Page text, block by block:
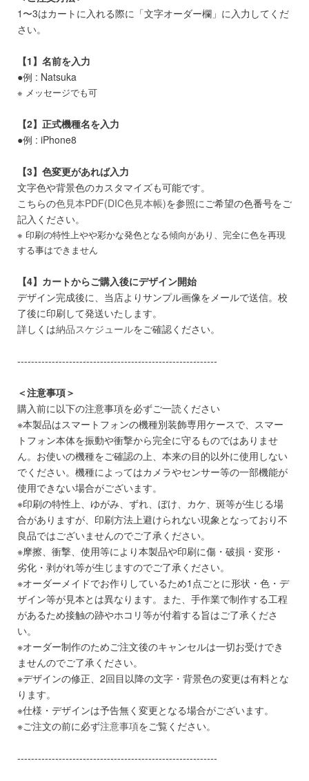
1〜3はカートに入れる際に「文字オーダー欄」に入力してくだ
さい。
【1】名前を入力
●例 : Natsuka
※ メッセージでも可
【2】正式機種名を入力
●例 : iPhone8
【3】色変更があれば入力
文字色や背景色のカスタマイズも可能です。
こちらの色見本PDF(DIC色見本帳)を参照にご希望の色番号をご
記入ください。
※ 印刷の特性上やや彩かな発色となる傾向があり、完全に色を再現
する事はできません
【4】カートからご購入後にデザイン開始
デザイン完成後に、当店よりサンプル画像をメールで送信。校
了後に印刷して発送いたします。
詳しくは納品スケジュールをご確認ください。
----------------------------------------------------------
＜注意事項＞
購入前に以下の注意事項を必ずご一読ください
※本製品はスマートフォンの機種別装飾専用ケースで、スマー
トフォン本体を振動や衝撃から完全に守るものではありませ
ん。お使いの機種をご確認の上、本来の目的以外に使用しない
でください。機種によってはカメラやセンサー等の一部機能が
使用できない場合がございます。
※印刷の特性上、ゆがみ、ずれ、ぼけ、カケ、斑等が生じる場
合がありますが、印刷方法上避けられない現象となっており不
良品ではございませんのでご了承ください。
※摩擦、衝撃、使用等により本製品や印刷に傷・破損・変形・
劣化・剥がれ等が生じますのでご了承ください。
※オーダーメイドでお作りしているため1点ごとに形状・色・デ
ザイン等が見本とは異なります。また、手作業で制作する工程
があるため接触の跡やホコリ等が付着する旨はご了承くださ
い。
※オーダー制作のためご注文後のキャンセルは一切お受けでき
ませんのでご了承ください。
※デザインの修正、2回目以降の文字・背景色の変更は有料とな
ります。
※仕様・デザインは予告無く変更となる場合がございます。
※ご注文の前に必ず注意事項をご覧ください。
----------------------------------------------------------